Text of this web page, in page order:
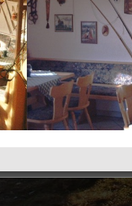
Einträge
Kontakt|